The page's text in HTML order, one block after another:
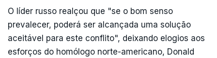
O líder russo realçou que "se o bom senso
prevalecer, poderá ser alcançada uma solução
aceitável para este conflito", deixando elogios aos
esforços do homólogo norte-americano, Donald